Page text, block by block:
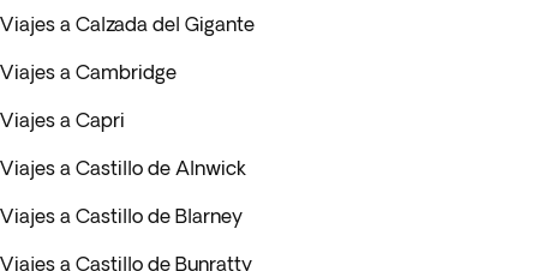
Viajes a Calzada del Gigante
Viajes a Cambridge
Viajes a Capri
Viajes a Castillo de Alnwick
Viajes a Castillo de Blarney
Viajes a Castillo de Bunratty